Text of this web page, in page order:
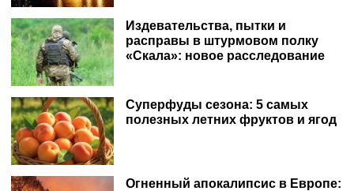
Издевательства, пытки и
расправы в штурмовом полку
«Скала»: новое расследование
Суперфуды сезона: 5 самых
полезных летних фруктов и ягод
Огненный апокалипсис в Европе: